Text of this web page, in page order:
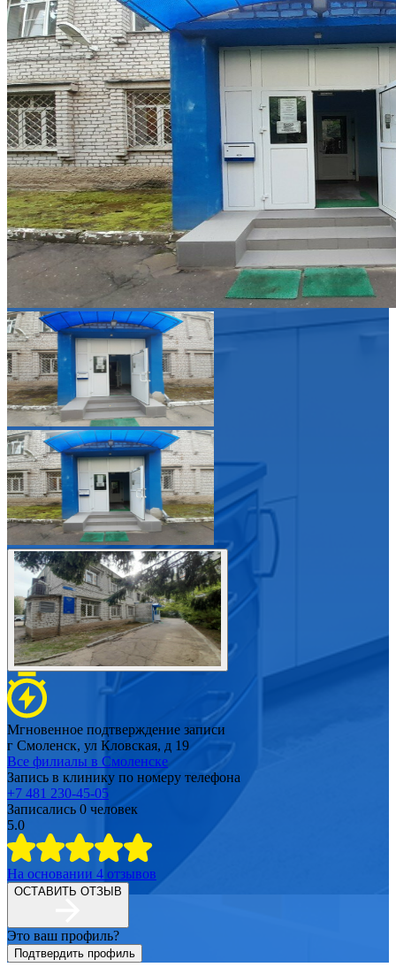
Мгновенное подтверждение записи
г Смоленск, ул Кловская, д 19
Все филиалы в Смоленске
Запись в клинику по номеру телефона
+7 481 230-45-05
Записались 0 человек
5.0
На основании 4 отзывов
ОСТАВИТЬ ОТЗЫВ
Это ваш профиль?
Подтвердить профиль